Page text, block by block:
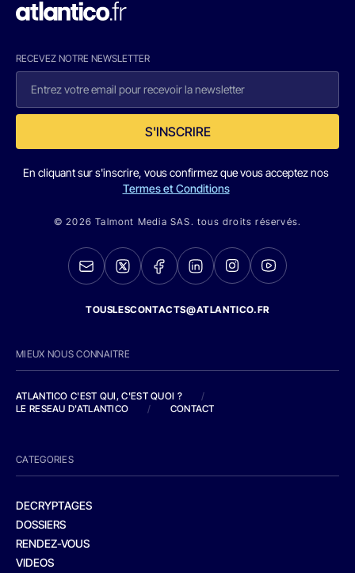
RECEVEZ NOTRE NEWSLETTER
S'INSCRIRE
En cliquant sur s'inscrire, vous confirmez que vous acceptez nos
Termes et Conditions
© 2026 Talmont Media SAS. tous droits réservés.
TOUSLESCONTACTS@ATLANTICO.FR
MIEUX NOUS CONNAITRE
ATLANTICO C'EST QUI, C'EST QUOI ?
/
LE RESEAU D'ATLANTICO
/ CONTACT
CATEGORIES
DECRYPTAGES
DOSSIERS
RENDEZ-VOUS
VIDEOS